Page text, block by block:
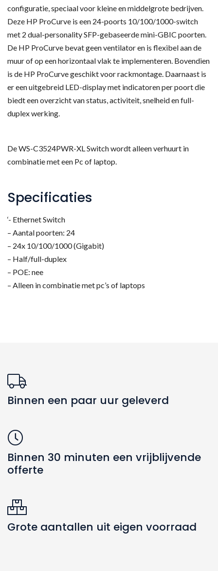
configuratie, speciaal voor kleine en middelgrote bedrijven.
Deze HP ProCurve is een 24-poorts 10/100/1000-switch
met 2 dual-personality SFP-gebaseerde mini-GBIC poorten.
De HP ProCurve bevat geen ventilator en is flexibel aan de
muur of op een horizontaal vlak te implementeren. Bovendien
is de HP ProCurve geschikt voor rackmontage. Daarnaast is
er een uitgebreid LED-display met indicatoren per poort die
biedt een overzicht van status, activiteit, snelheid en full-
duplex werking.
De WS-C3524PWR-XL Switch wordt alleen verhuurt in
combinatie met een Pc of laptop.
Specificaties
‘- Ethernet Switch
– Aantal poorten: 24
– 24x 10/100/1000 (Gigabit)
– Half/full-duplex
– POE: nee
– Alleen in combinatie met pc’s of laptops
Binnen een paar uur geleverd
Binnen 30 minuten een vrijblijvende
offerte
Grote aantallen uit eigen voorraad